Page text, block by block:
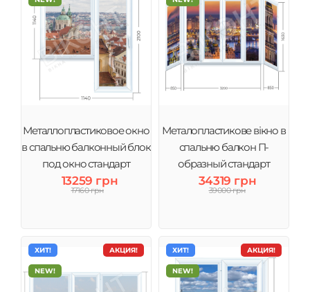
Металлопластиковое окно
в спальню балконный блок
под окно стандарт
13259 грн
17160 грн
Металопластикове вікно в
спальню балкон П-
образный стандарт
большой
34319 грн
39000 грн
АКЦИЯ!
ХИТ!
NEW!
АКЦИЯ!
ХИТ!
NEW!